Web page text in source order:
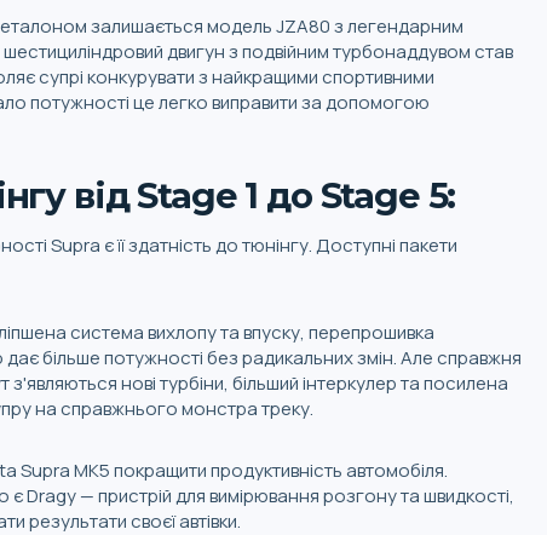
залишається модель JZA80 з легендарним
двигун з подвійним турбонаддувом став
супрі конкурувати з найкращими спортивними
потужності це легко виправити за допомогою
від Stage 1 до Stage 5:
Supra є її здатність до тюнінгу. Доступні пакети
система вихлопу та впуску, перепрошивка
більше потужності без радикальних змін. Але справжня
нові турбіни, більший інтеркулер та посилена
на справжнього монстра треку.
MK5 покращити продуктивність автомобіля.
Dragy — пристрій для вимірювання розгону та швидкості,
результати своєї автівки.